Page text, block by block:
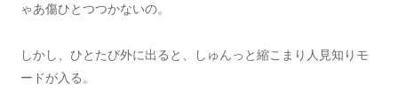
ゃあ傷ひとつつかないの。
しかし、ひとたび外に出ると、しゅんっと縮こまり人見知りモ
ードが入る。